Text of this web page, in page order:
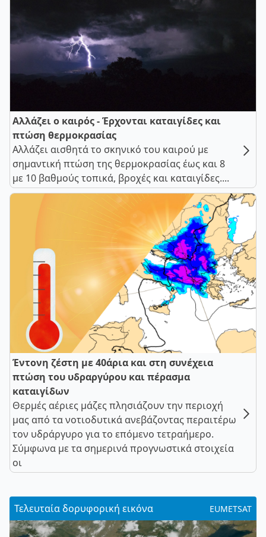
Αλλάζει ο καιρός - Έρχονται καταιγίδες και
πτώση θερμοκρασίας
Αλλάζει αισθητά το σκηνικό του καιρού με
σημαντική πτώση της θερμοκρασίας έως και 8
με 10 βαθμούς τοπικά, βροχές και καταιγίδες....
Έντονη ζέστη με 40άρια και στη συνέχεια
πτώση του υδραργύρου και πέρασμα
καταιγίδων
Θερμές αέριες μάζες πλησιάζουν την περιοχή
μας από τα νοτιοδυτικά ανεβάζοντας περαιτέρω
τον υδράργυρο για το επόμενο τετραήμερο.
Σύμφωνα με τα σημερινά προγνωστικά στοιχεία
οι
Τελευταία δορυφορική εικόνα EUMETSAT